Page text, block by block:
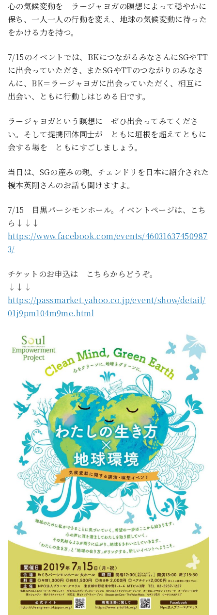
心の気候変動を ラージャヨガの瞑想によって穏やかに
保ち、一人一人の行動を変え、地球の気候変動に待った
をかける力を持つ。
7/15のイベントでは、BKにつながるみなさんにSGやTT
に出会っていただき、またSGやTTのつながりのみなさ
んに、BK＝ラージャヨガに出会っていただく、相互に
出会い、ともに行動しはじめる日です。
ラージャヨガという瞑想に ぜひ出会ってみてくださ
い。そして提携団体同士が ともに垣根を超えてともに
会する場を ともにすごしましょう。
当日は、SGの産みの親、チェンドリを日本に紹介された
榎本英剛さんのお話も聞けますよ。
7/15 目黒パーシモンホール。イベントページは、こち
ら↓↓↓
https://www.facebook.com/events/46031637450987
3/
チケットのお申込は こちらからどうぞ。
↓↓↓
https://passmarket.yahoo.co.jp/event/show/detail/
01j9pm104m9me.html